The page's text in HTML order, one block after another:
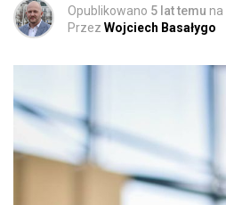
Opublikowano 5 lat temu na
Przez Wojciech Basałygo